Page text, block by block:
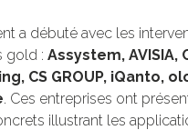
a débuté avec les
gold : Assystem, AVISIA,
CS GROUP, iQanto,
. Ces entreprises ont
illustrant les